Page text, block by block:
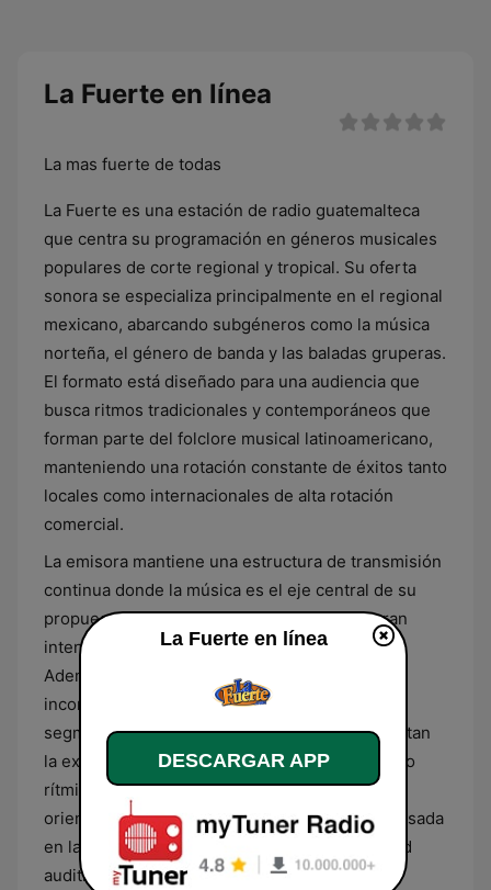
La Fuerte en línea
La mas fuerte de todas
La Fuerte es una estación de radio guatemalteca
que centra su programación en géneros musicales
populares de corte regional y tropical. Su oferta
sonora se especializa principalmente en el regional
mexicano, abarcando subgéneros como la música
norteña, el género de banda y las baladas gruperas.
El formato está diseñado para una audiencia que
busca ritmos tradicionales y contemporáneos que
forman parte del folclore musical latinoamericano,
manteniendo una rotación constante de éxitos tanto
locales como internacionales de alta rotación
comercial.
La emisora mantiene una estructura de transmisión
continua donde la música es el eje central de su
propuesta, alternando entre canciones de gran
intensidad y ritmos bailables como la cumbia.
Además de su enfoque musical, la estación
incorpora breves intervenciones de locución y
segmentos de interés general que complementan
la experiencia del oyente sin interrumpir el flujo
rítmico predominante. La programación está
orientada a ofrecer una compañía constante basada
en la cultura popular, asegurando una identidad
auditiva definida por los sonidos más
La Fuerte en línea
DESCARGAR APP